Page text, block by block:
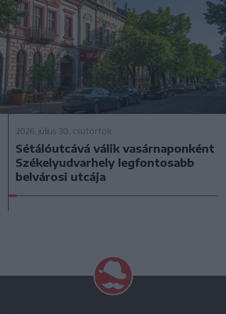
2026. július 30., csütörtök
Sétálóutcává válik vasárnaponként
Székelyudvarhely legfontosabb
belvárosi utcája